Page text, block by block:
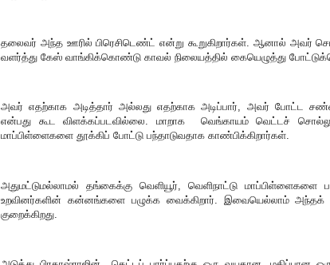
தலைவர் அந்த ஊரில் பிரெசிடெண்ட் என்று கூறுகிறார்கள். ஆனால் அவர்
வளர்த்து கேஸ் வாங்கிக்கொண்டு காவல் நிலையத்தில் கையெழுத்து
அவர் எதற்காக அடித்தார் அல்லது எதற்காக அடிப்பார், அவர் போட்ட
என்பது கூட விளக்கப்படவில்லை. மாறாக வெங்காயம் வெட்டச்
மாப்பிள்ளைகளை தூக்கிப் போட்டு பந்தாடுவதாக காண்பிக்கிறார்கள்.
அதுமட்டுமல்லாமல் தங்கைக்கு வெளியூர், வெளிநாட்டு
உறவினர்களின் கன்னங்களை பழுக்க வைக்கிறார். இவையெல்லாம் அந்தக்
குறைக்கிறது.